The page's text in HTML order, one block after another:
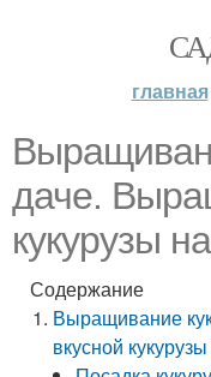
главная
даче.
кукурузы
Содержание
Выращивание
вкусной